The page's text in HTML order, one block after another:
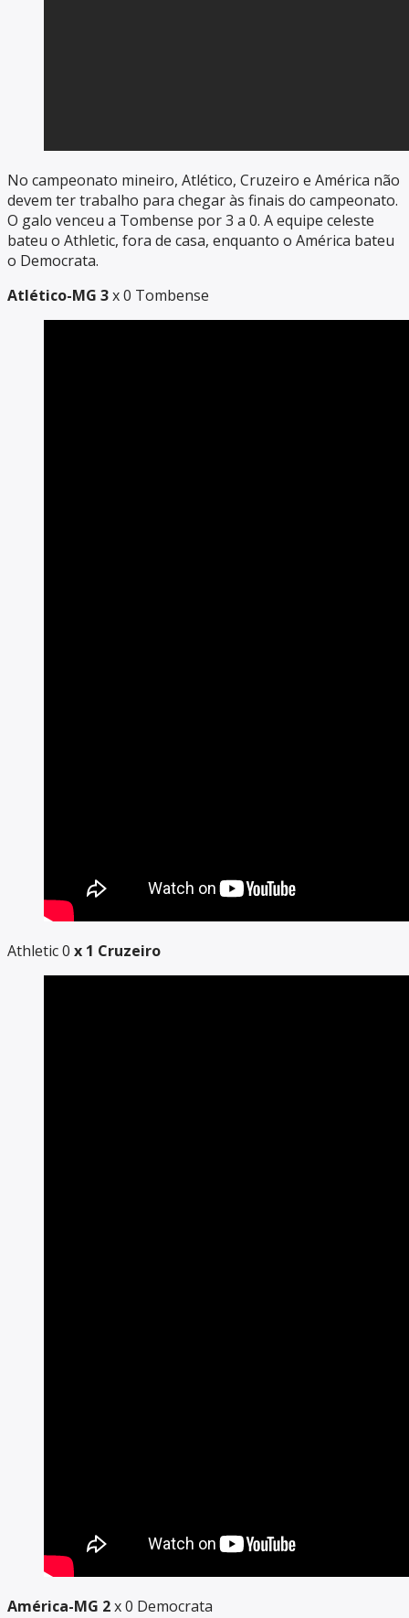
No campeonato mineiro, Atlético, Cruzeiro e América não
devem ter trabalho para chegar às finais do campeonato.
O galo venceu a Tombense por 3 a 0. A equipe celeste
bateu o Athletic, fora de casa, enquanto o América bateu
o Democrata.
Atlético-MG 3x 0 Tombense
Athletic 0 x 1 Cruzeiro
América-MG 2x 0 Democrata